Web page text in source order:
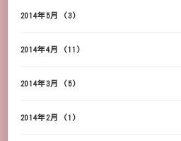
2014年5月 (3)
2014年4月 (11)
2014年3月 (5)
2014年2月 (1)